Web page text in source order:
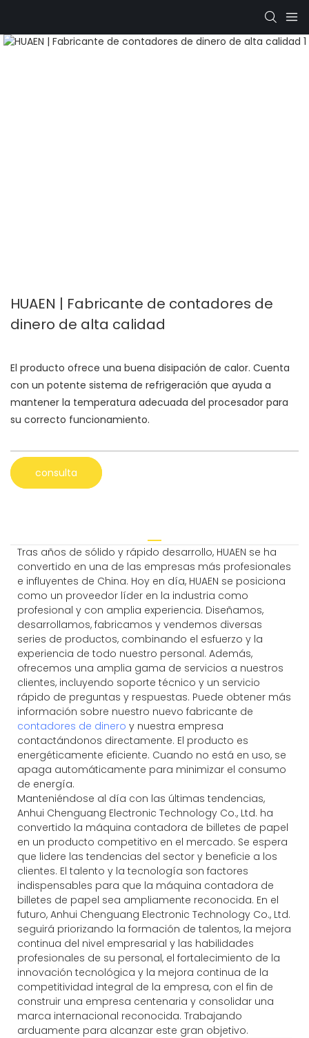
HUAEN | Fabricante de contadores de
dinero de alta calidad
El producto ofrece una buena disipación de calor. Cuenta
con un potente sistema de refrigeración que ayuda a
mantener la temperatura adecuada del procesador para
su correcto funcionamiento.
consulta
Tras años de sólido y rápido desarrollo, HUAEN se ha
convertido en una de las empresas más profesionales
e influyentes de China. Hoy en día, HUAEN se posiciona
como un proveedor líder en la industria como
profesional y con amplia experiencia. Diseñamos,
desarrollamos, fabricamos y vendemos diversas
series de productos, combinando el esfuerzo y la
experiencia de todo nuestro personal. Además,
ofrecemos una amplia gama de servicios a nuestros
clientes, incluyendo soporte técnico y un servicio
rápido de preguntas y respuestas. Puede obtener más
información sobre nuestro nuevo fabricante de
contadores de dinero y nuestra empresa
contactándonos directamente. El producto es
energéticamente eficiente. Cuando no está en uso, se
apaga automáticamente para minimizar el consumo
de energía.
Manteniéndose al día con las últimas tendencias,
Anhui Chenguang Electronic Technology Co., Ltd. ha
convertido la máquina contadora de billetes de papel
en un producto competitivo en el mercado. Se espera
que lidere las tendencias del sector y beneficie a los
clientes. El talento y la tecnología son factores
indispensables para que la máquina contadora de
billetes de papel sea ampliamente reconocida. En el
futuro, Anhui Chenguang Electronic Technology Co., Ltd.
seguirá priorizando la formación de talentos, la mejora
continua del nivel empresarial y las habilidades
profesionales de su personal, el fortalecimiento de la
innovación tecnológica y la mejora continua de la
competitividad integral de la empresa, con el fin de
construir una empresa centenaria y consolidar una
marca internacional reconocida. Trabajando
arduamente para alcanzar este gran objetivo.